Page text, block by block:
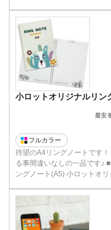
小ロットオリジナルリン
最安
フルカラー
待望のA4リングノートです
る事間違いなしの一品です♪ ■サイズ違いはこちら 小ロットオリジナルリ
ングノート(A5) 小ロットオリ